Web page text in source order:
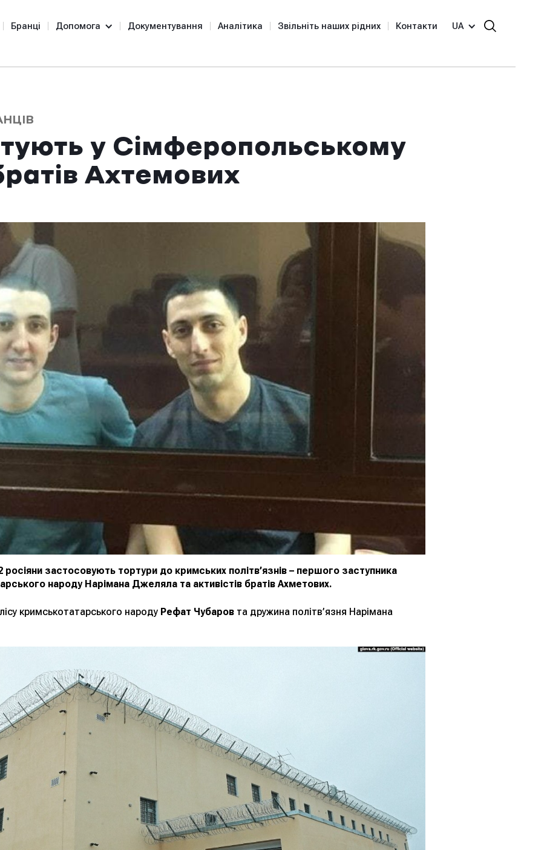
Бранці Допомога Документування Аналітика Звільніть наших рідних Контакти UA
у Сімферопольському
Ахтемових
застосовують тортури до кримських політв’язнів – першого заступника
народу Нарімана Джеляла та активістів братів Ахметових.
кримськотатарського народу Рефат Чубаров та дружина політв’язня Нарімана